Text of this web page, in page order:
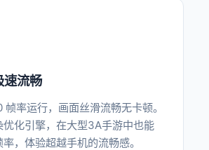
速流畅
帧率运行，画面丝滑流畅无卡顿。
优化引擎，在大型3A手游中也能
，体验超越手机的流畅感。